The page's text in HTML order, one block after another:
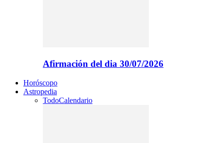
Afirmación del dia 30/07/2026
Horóscopo
Astropedia
TodoCalendario